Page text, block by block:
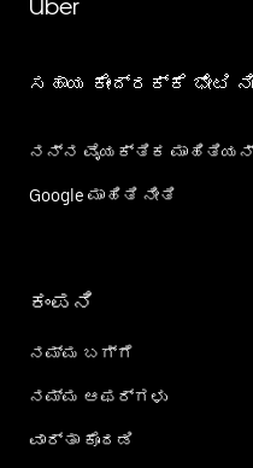
Uber
ಸಹಾಯ ಕೇಂದ್ರಕ್ಕೆ ಭೇಟಿ
ನನ್ನ ವೈಯಕ್ತಿಕ
Google ಮಾಹಿತಿ ನೀತಿ
ಕಂಪನಿ
ನಮ್ಮ ಬಗ್ಗೆ
ನಮ್ಮ ಆಫರ್‌ಗಳು
ವಾರ್ತಾ ಕೊಠಡಿ